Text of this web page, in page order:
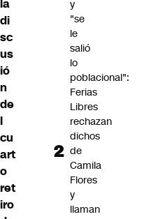
la
di
sc
us
ió
n
de
l
cu
art
o
ret
iro
y
"se
le
salió
lo
poblacional":
Ferias
Libres
rechazan
dichos
de
Camila
Flores
y
llaman